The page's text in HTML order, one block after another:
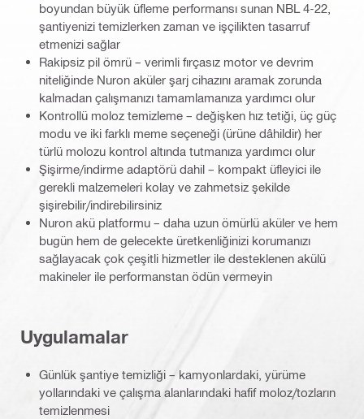
boyundan büyük üfleme performansı sunan NBL 4-22,
şantiyenizi temizlerken zaman ve işçilikten tasarruf
etmenizi sağlar
Rakipsiz pil ömrü – verimli fırçasız motor ve devrim
niteliğinde Nuron aküler şarj cihazını aramak zorunda
kalmadan çalışmanızı tamamlamanıza yardımcı olur
Kontrollü moloz temizleme – değişken hız tetiği, üç güç
modu ve iki farklı meme seçeneği (ürüne dâhildir) her
türlü molozu kontrol altında tutmanıza yardımcı olur
Şişirme/indirme adaptörü dahil – kompakt üfleyici ile
gerekli malzemeleri kolay ve zahmetsiz şekilde
şişirebilir/indirebilirsiniz
Nuron akü platformu – daha uzun ömürlü aküler ve hem
bugün hem de gelecekte üretkenliğinizi korumanızı
sağlayacak çok çeşitli hizmetler ile desteklenen akülü
makineler ile performanstan ödün vermeyin
Uygulamalar
Günlük şantiye temizliği – kamyonlardaki, yürüme
yollarındaki ve çalışma alanlarındaki hafif moloz/tozların
temizlenmesi